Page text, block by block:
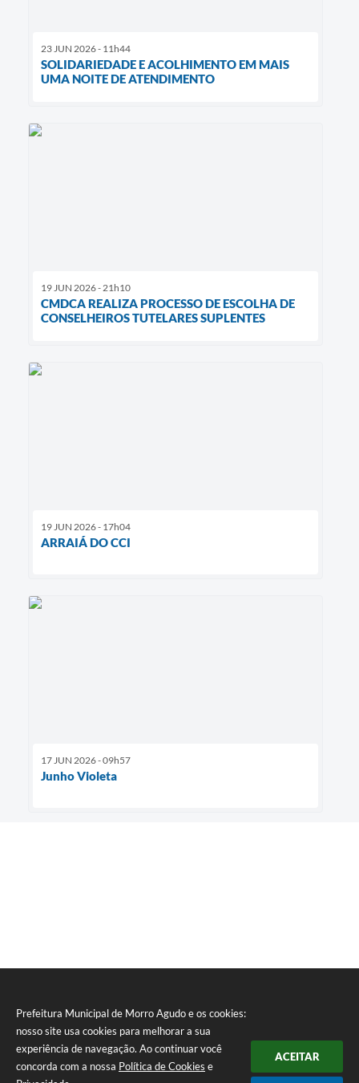
Prefeitura Municipal de Morro Agudo e os cookies:
nosso site usa cookies para melhorar a sua
experiência de navegação. Ao continuar você
concorda com a nossa Política de Cookies e
ACEITAR
23 JUN 2026 - 11h44
SOLIDARIEDADE E ACOLHIMENTO EM MAIS
UMA NOITE DE ATENDIMENTO
19 JUN 2026 - 21h10
CMDCA REALIZA PROCESSO DE ESCOLHA DE
CONSELHEIROS TUTELARES SUPLENTES
19 JUN 2026 - 17h04
ARRAIÁ DO CCI
17 JUN 2026 - 09h57
Junho Violeta